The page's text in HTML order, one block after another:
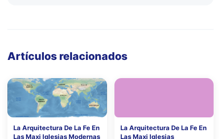
Artículos relacionados
La Arquitectura De La Fe En
Las Maxi Iglesias Modernas
La Arquitectura De La Fe En
Las Maxi Iglesias